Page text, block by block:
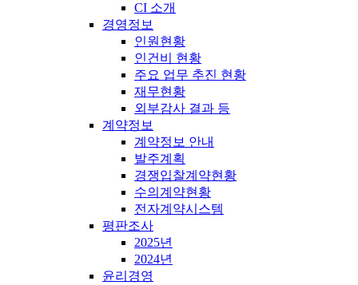
CI 소개
경영정보
인원현황
인건비 현황
주요 업무 추진 현황
재무현황
외부감사 결과 등
계약정보
계약정보 안내
발주계획
경쟁입찰계약현황
수의계약현황
전자계약시스템
평판조사
2025년
2024년
윤리경영